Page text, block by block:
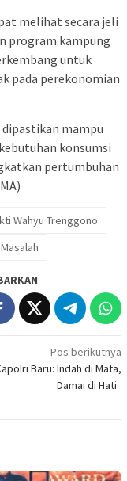
melihat secara jeli
program kampung
untuk
pada perekonomian
mampu
konsumsi
pertumbuhan
Wahyu Trenggono
Pos berikutnya
Baru: Indah di Mata,
Damai di Hati